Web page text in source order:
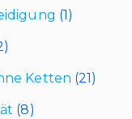
(1)
Ketten (21)
(8)